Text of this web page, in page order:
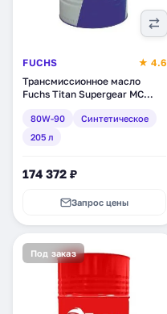
FUCHS
★ 4.6
Трансмиссионное масло
Fuchs Titan Supergear MC
л (1652900002)
80W-90
Синтетическое
205 л
174 372 ₽
Запрос цены
Под заказ